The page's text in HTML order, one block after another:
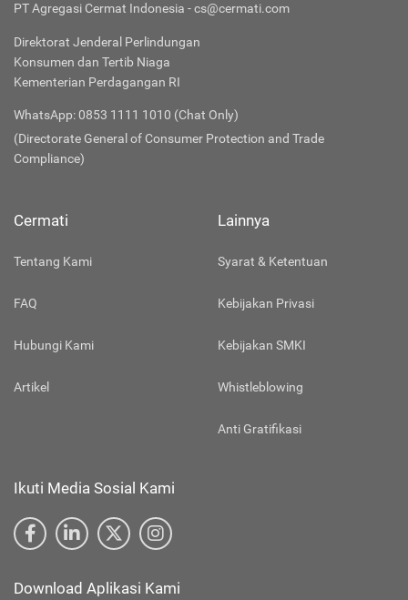
PT Agregasi Cermat Indonesia - cs@cermati.com
Direktorat Jenderal Perlindungan
Konsumen dan Tertib Niaga
Kementerian Perdagangan RI
WhatsApp: 0853 1111 1010 (Chat Only)
(Directorate General of Consumer Protection and Trade
Compliance)
Cermati
Tentang Kami
FAQ
Hubungi Kami
Artikel
Lainnya
Syarat & Ketentuan
Kebijakan Privasi
Kebijakan SMKI
Whistleblowing
Anti Gratifikasi
Ikuti Media Sosial Kami
Download Aplikasi Kami